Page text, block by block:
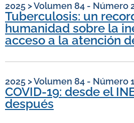
2025 >Volumen 84 - Número
Tuberculosis: un
humanidad sobre la
acceso a la atención
2025 >Volumen 84 - Número 1
COVID-19: desde el
después